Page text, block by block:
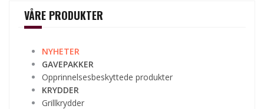
VÅRE PRODUKTER
NYHETER
GAVEPAKKER
Opprinnelsesbeskyttede produkter
KRYDDER
Grillkrydder